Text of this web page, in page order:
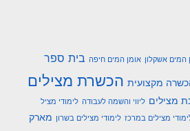
המים אשקלון אומן המים חיפה בית ספר
מקצועית הכשרת מצילים
מצילים ליווי והשמה לעבודה לימודי מציל
מצילים במרכז לימודי מצילים בשרון מארק